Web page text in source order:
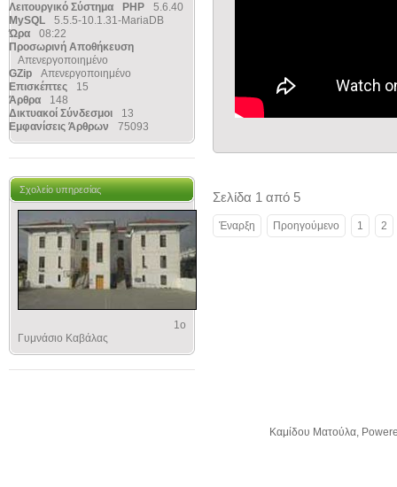
Λειτουργικό Σύστημα PHP
5.6.40
MySQL
5.5.5-10.1.31-MariaDB
Ώρα
08:22
Προσωρινή Αποθήκευση
Απενεργοποιημένο
GZip
Απενεργοποιημένο
Επισκέπτες
15
Άρθρα
148
Δικτυακοί Σύνδεσμοι
13
Εμφανίσεις Άρθρων
75093
Σχολείο υπηρεσίας
1ο
Γυμνάσιο Καβάλας
Σελίδα 1 από 5
Έναρξη Προηγούμενο 1 2
Kαμίδου Ματούλα,